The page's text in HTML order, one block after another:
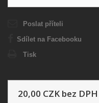
Poslat příteli
Sdílet na Facebooku
Tisk
20,00 CZK bez DPH